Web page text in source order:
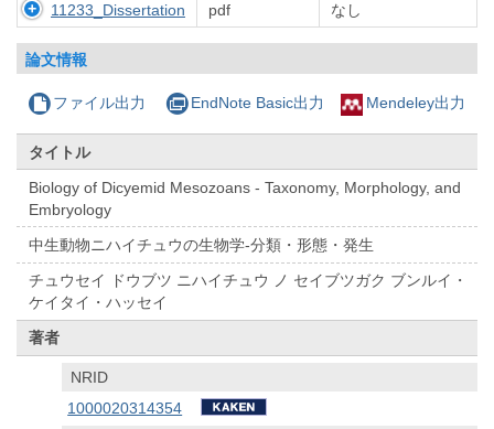
11233_Dissertation
pdf なし
論文情報
ファイル出力 EndNote Basic出力 Mendeley出力
タイトル
Biology of Dicyemid Mesozoans - Taxonomy, Morphology, and
Embryology
中生動物ニハイチュウの生物学-分類・形態・発生
チュウセイ ドウブツ ニハイチュウ ノ セイブツガク ブンルイ・
ケイタイ・ハッセイ
著者
NRID
1000020314354